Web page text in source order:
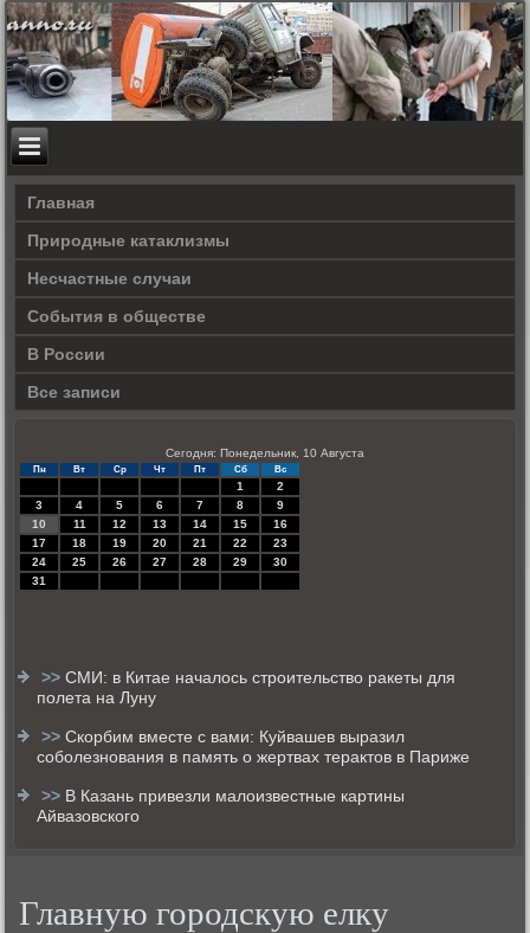
Главная
Природные катаклизмы
Несчастные случаи
События в обществе
В России
Все записи
Сегодня: Понедельник, 10 Августа
Пн Вт Ср Чт Пт Сб Вс
1
2
3
4 5 6 7 8
9
10
11 12 13 14 15
16
17
18 19 20 21 22
23
24
25 26 27 28 29
30
31
>>СМИ: в Китае началось строительство ракеты для
полета на Луну
>>Скорбим вместе с вами: Куйвашев выразил
соболезнования в память о жертвах терактов в Париже
>> В Казань привезли малоизвестные картины
Айвазовского
Главную городскую елку